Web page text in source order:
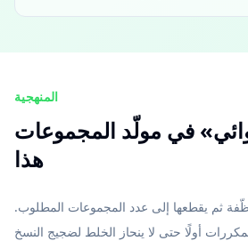
المنهجية
في مولّد المجموعات
هذا
ثم يقطعها إلى عدد المجموعات المطلوب.
أولًا حتى لا ينحاز الخلط لضجيج النسخ